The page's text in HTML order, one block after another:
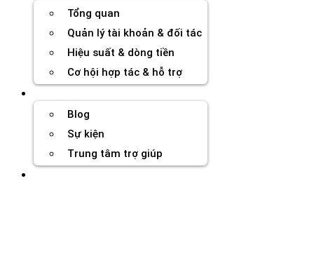
Tổng quan
Quản lý tài khoản & đối tác
Hiệu suất & dòng tiền
Cơ hội hợp tác & hỗ trợ
Blog
Sự kiện
Trung tâm trợ giúp